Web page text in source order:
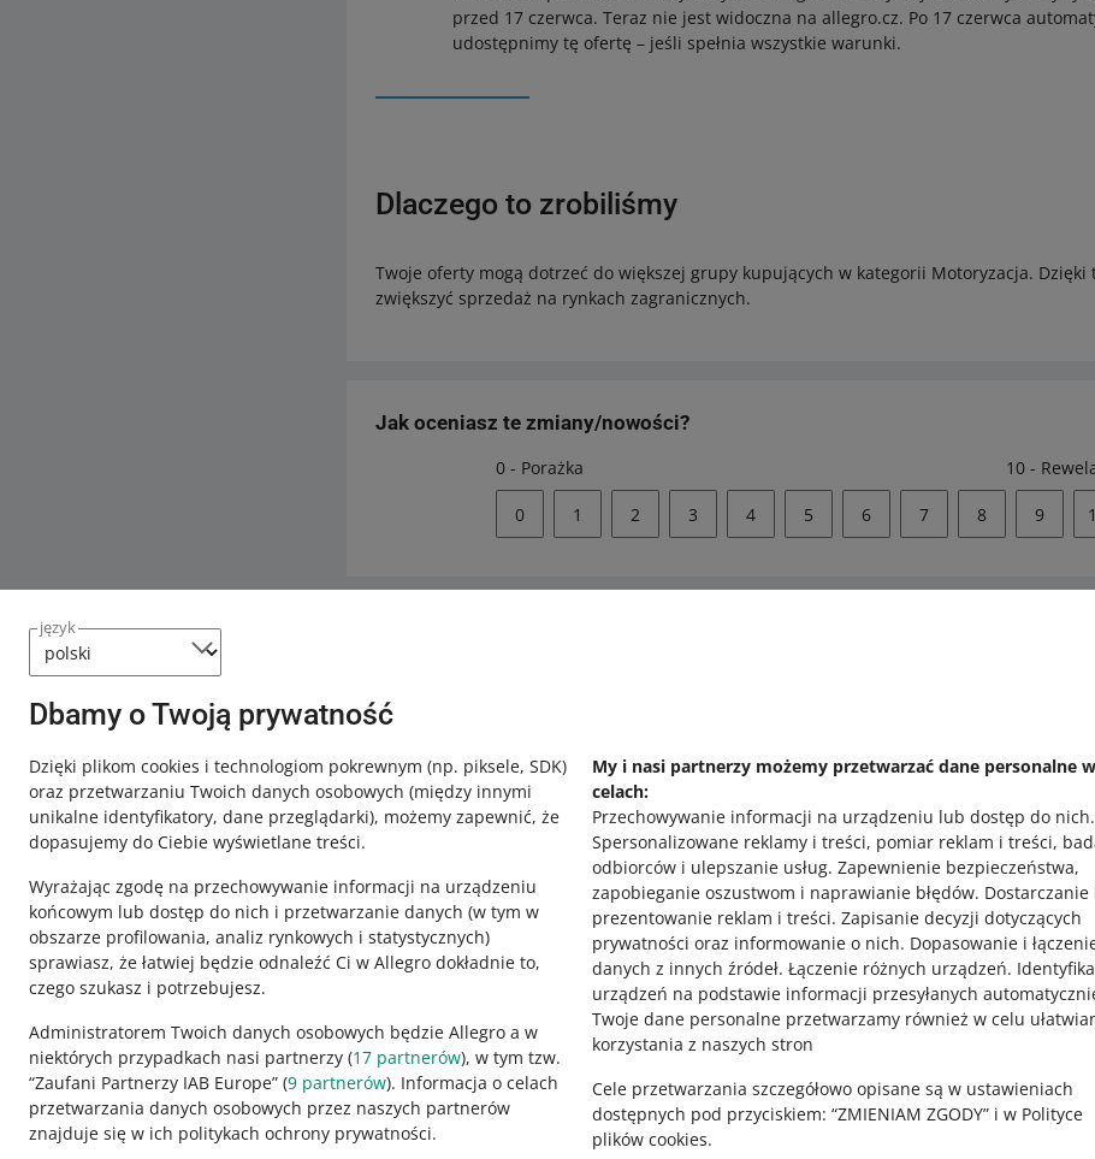
język
Dbamy o Twoją prywatność
Dzięki plikom cookies i technologiom pokrewnym (np. piksele, SDK)
oraz przetwarzaniu Twoich danych osobowych (między innymi
unikalne identyfikatory, dane przeglądarki), możemy zapewnić, że
dopasujemy do Ciebie wyświetlane treści.
Wyrażając zgodę na przechowywanie informacji na urządzeniu
końcowym lub dostęp do nich i przetwarzanie danych (w tym w
obszarze profilowania, analiz rynkowych i statystycznych)
sprawiasz, że łatwiej będzie odnaleźć Ci w Allegro dokładnie to,
czego szukasz i potrzebujesz.
Administratorem Twoich danych osobowych będzie Allegro a w
niektórych przypadkach nasi partnerzy (17 partnerów), w tym tzw.
“Zaufani Partnerzy IAB Europe” (9 partnerów). Informacja o celach
przetwarzania danych osobowych przez naszych partnerów
znajduje się w ich politykach ochrony prywatności.
My i nasi partnerzy możemy przetwarzać dane personalne w
celach:
Przechowywanie informacji na urządzeniu lub dostęp do nich.
Spersonalizowane reklamy i treści, pomiar reklam i treści,
odbiorców i ulepszanie usług. Zapewnienie bezpieczeństwa,
zapobieganie oszustwom i naprawianie błędów. Dostarczanie
prezentowanie reklam i treści. Zapisanie decyzji dotyczących
prywatności oraz informowanie o nich. Dopasowanie i
danych z innych źródeł. Łączenie różnych urządzeń.
urządzeń na podstawie informacji przesyłanych
Twoje dane personalne przetwarzamy również w celu
korzystania z naszych stron
Cele przetwarzania szczegółowo opisane są w ustawieniach
dostępnych pod przyciskiem: “ZMIENIAM ZGODY” i w Polityce
plików cookies.
przed 17 czerwca. Teraz nie jest widoczna na allegro.cz. Po 17 czerwca
udostępnimy tę ofertę – jeśli spełnia wszystkie warunki.
Dlaczego to zrobiliśmy
Twoje oferty mogą dotrzeć do większej grupy kupujących w kategorii Motoryzacja. Dzięki
zwiększyć sprzedaż na rynkach zagranicznych.
Jak oceniasz te zmiany/nowości?
0 - Porażka 10 -
0 1 2 3 4 5 6 7 8 9
motyw jasny